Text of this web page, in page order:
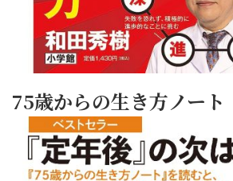
75歳からの生き方ノート